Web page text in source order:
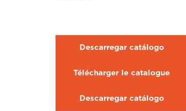
Descarregar catálogo
Télécharger le catalogue
Descarregar catálogo